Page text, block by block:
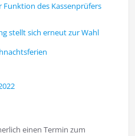
des Kassenprüfers
stellt sich erneut zur Wahl
einen Termin zum